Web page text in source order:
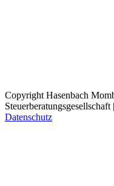
Copyright Hasenbach
Datenschutz